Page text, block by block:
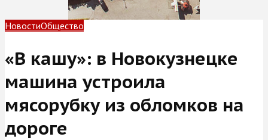
НовостиОбщество
«В кашу»: в Новокузнецке
машина устроила
мясорубку из обломков на
дороге